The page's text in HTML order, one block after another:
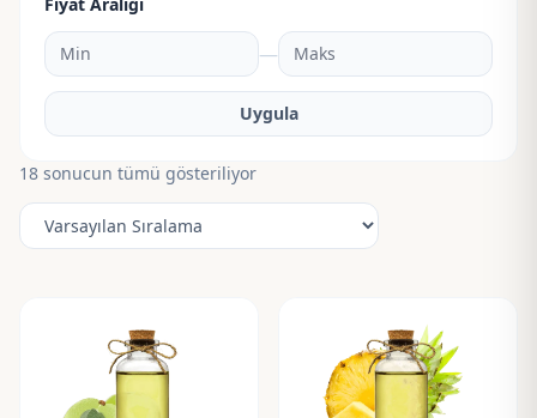
—
Uygula
18 sonucun tümü gösteriliyor